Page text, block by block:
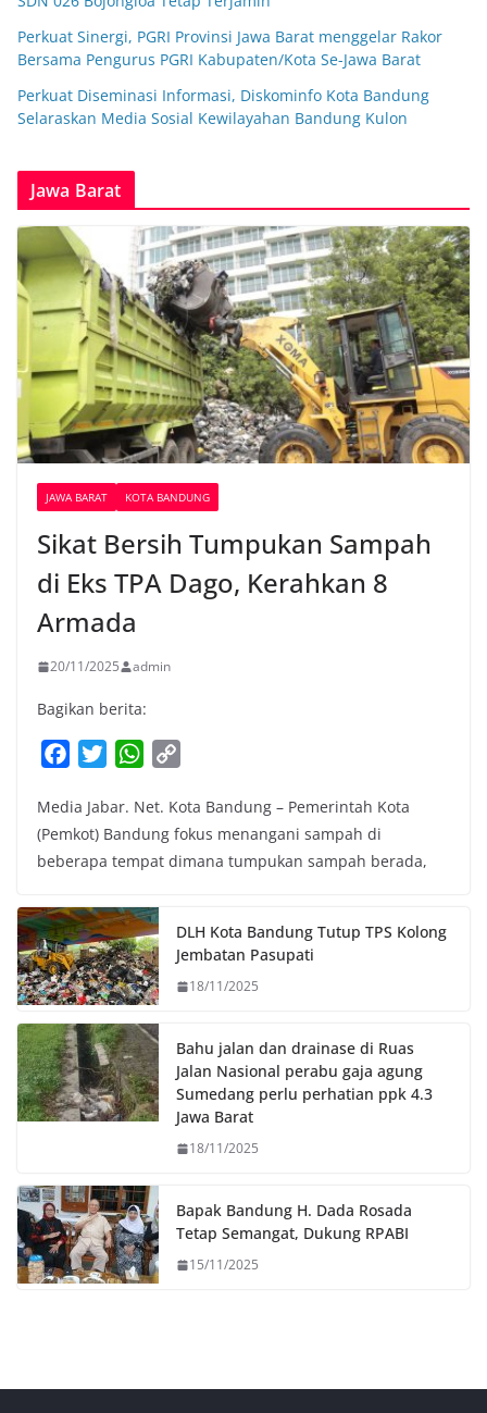
Perkuat Sinergi, PGRI Provinsi Jawa Barat menggelar Rakor
Bersama Pengurus PGRI Kabupaten/Kota Se-Jawa Barat
Perkuat Diseminasi Informasi, Diskominfo Kota Bandung
Selaraskan Media Sosial Kewilayahan Bandung Kulon
Jawa Barat
JAWA BARAT KOTA BANDUNG
Sikat Bersih Tumpukan Sampah
di Eks TPA Dago, Kerahkan 8
Armada
20/11/2025 admin
Bagikan berita:
c
e
b
o
k
i
t
t
r
W
a
t
s
p
p
p
y
L
n
k
Media Jabar. Net. Kota Bandung – Pemerintah Kota
(Pemkot) Bandung fokus menangani sampah di
beberapa tempat dimana tumpukan sampah berada,
DLH Kota Bandung Tutup TPS Kolong
Jembatan Pasupati
18/11/2025
Bahu jalan dan drainase di Ruas
Jalan Nasional perabu gaja agung
Sumedang perlu perhatian ppk 4.3
Jawa Barat
18/11/2025
Bapak Bandung H. Dada Rosada
Tetap Semangat, Dukung RPABI
15/11/2025